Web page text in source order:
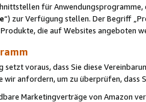
für
“) zur Verfügung stellen. Der Begriff
die auf Websites angeboten
voraus, dass Sie diese
anfordern, um zu überprüfen, dass
Marketingverträge von Amazon